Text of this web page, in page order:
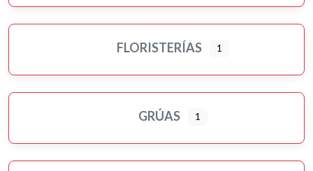
FLORISTERÍAS 1
GRÚAS 1